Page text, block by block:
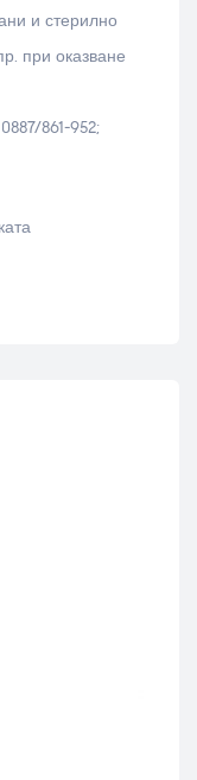
и стерилно
при оказване
861-952;